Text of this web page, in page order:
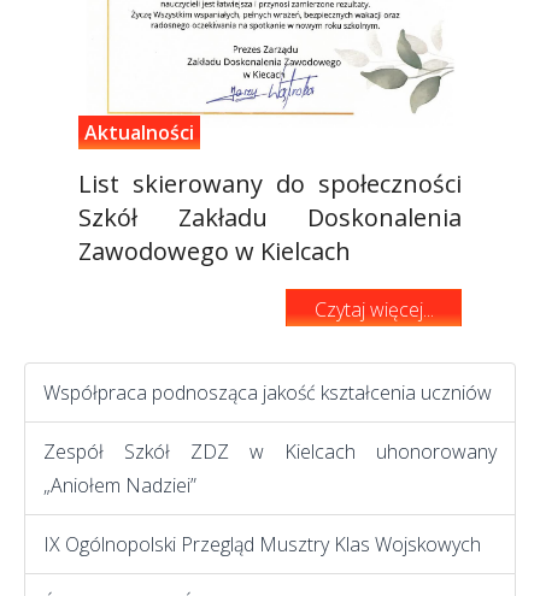
Aktualności
List skierowany do społeczności
Szkół Zakładu Doskonalenia
Zawodowego w Kielcach
Czytaj więcej...
Współpraca podnosząca jakość kształcenia uczniów
Zespół Szkół ZDZ w Kielcach uhonorowany
„Aniołem Nadziei”
IX Ogólnopolski Przegląd Musztry Klas Wojskowych